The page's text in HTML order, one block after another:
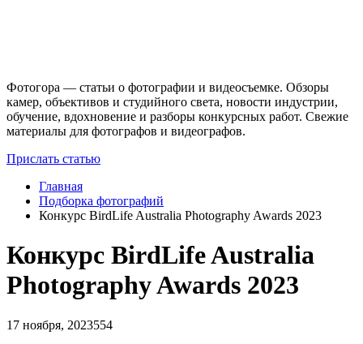
Фотогора — статьи о фотографии и видеосъемке. Обзоры
камер, объективов и студийного света, новости индустрии,
обучение, вдохновение и разборы конкурсных работ. Свежие
материалы для фотографов и видеографов.
Прислать статью
Главная
Подборка фотографий
​Конкурс BirdLife Australia Photography Awards 2023
​Конкурс BirdLife Australia
Photography Awards 2023
17 ноября, 2023554